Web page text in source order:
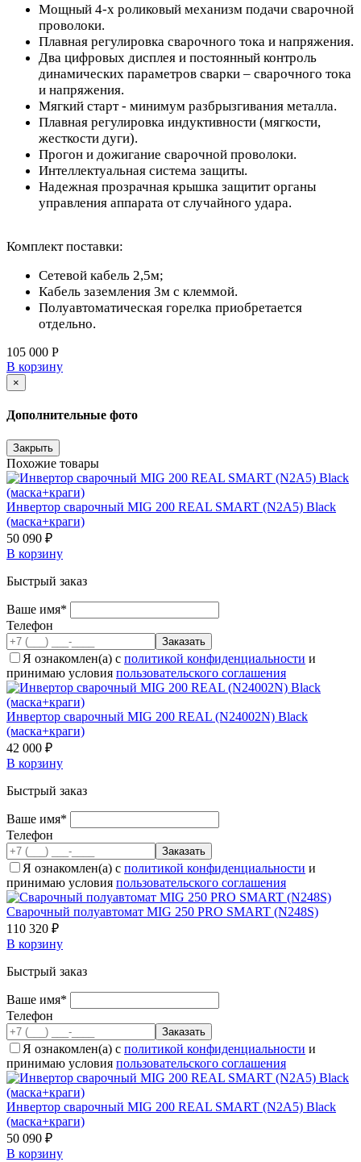
Мощный 4-х роликовый механизм подачи сварочной
проволоки.
Плавная регулировка сварочного тока и напряжения.
Два цифровых дисплея и постоянный контроль
динамических параметров сварки – сварочного тока
и напряжения.
Мягкий старт - минимум разбрызгивания металла.
Плавная регулировка индуктивности (мягкости,
жесткости дуги).
Прогон и дожигание сварочной проволоки.
Интеллектуальная система защиты.
Надежная прозрачная крышка защитит органы
управления аппарата от случайного удара.
Комплект поставки:
Сетевой кабель 2,5м;
Кабель заземления 3м с клеммой.
Полуавтоматическая горелка приобретается
отдельно.
105 000 Р
В корзину
×
Дополнительные фото
Закрыть
Похожие товары
Инвертор сварочный MIG 200 REAL SMART (N2A5) Black
(маска+краги)
50 090 ₽
В корзину
Быстрый заказ
Ваше имя*
Телефон
Я ознакомлен(а) с политикой конфиденциальности и
принимаю условия пользовательского соглашения
Инвертор сварочный MIG 200 REAL (N24002N) Black
(маска+краги)
42 000 ₽
В корзину
Быстрый заказ
Ваше имя*
Телефон
Я ознакомлен(а) с политикой конфиденциальности и
принимаю условия пользовательского соглашения
Cварочный полуавтомат MIG 250 PRO SMART (N248S)
110 320 ₽
В корзину
Быстрый заказ
Ваше имя*
Телефон
Я ознакомлен(а) с политикой конфиденциальности и
принимаю условия пользовательского соглашения
Инвертор сварочный MIG 200 REAL SMART (N2A5) Black
(маска+краги)
50 090 ₽
В корзину